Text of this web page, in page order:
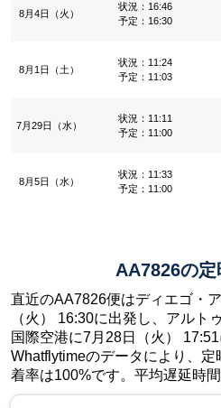
8月4日（火）
状況：16:46
予定：16:30
8月1日（土）
状況：11:24
予定：11:03
7月29日（水）
状況：11:11
予定：11:00
8月5日（水）
状況：11:33
予定：11:00
AA7826の
直近のAA7826便はディエゴ・
（火） 16:30に出発し、アルト
国際空港に7月28日（火） 17:51
Whatflytimeのデータにより、定
着率は100%です。平均遅延時